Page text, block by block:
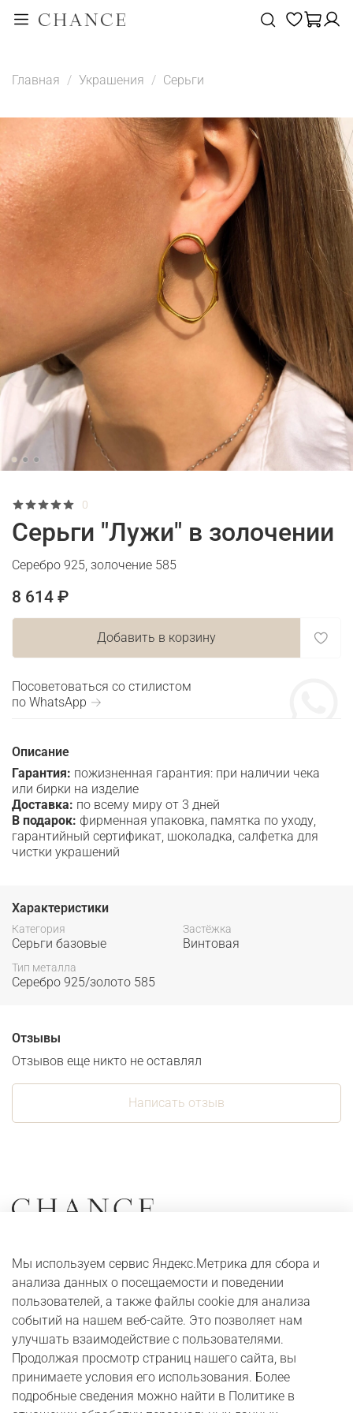
Главная Украшения Серьги
0
Серьги "Лужи" в золочении
Серебро 925, золочение 585
8 614 ₽
Добавить в корзину
Посоветоваться со стилистом
по WhatsApp →
Описание
Гарантия: пожизненная гарантия: при наличии чека
или бирки на изделие
Доставка: по всему миру от 3 дней
В подарок: фирменная упаковка, памятка по уходу,
гарантийный сертификат, шоколадка, салфетка для
чистки украшений
Характеристики
Категория
Серьги базовые
Застёжка
Винтовая
Тип металла
Серебро 925/золото 585
Отзывы
Отзывов еще никто не оставлял
Написать отзыв
Серьги
Кольца
Колье
Браслеты
Адреса и контакты
Оплата и доставка
Digital журнал
Бонусная программа
Мы используем сервис Яндекс.Метрика для сбора и
анализа данных о посещаемости и поведении
пользователей, а также файлы cookie для анализа
событий на нашем веб-сайте. Это позволяет нам
улучшать взаимодействие с пользователями.
Продолжая просмотр страниц нашего сайта, вы
принимаете условия его использования. Более
подробные сведения можно найти в Политике в